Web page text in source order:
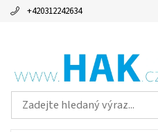
+420312242634